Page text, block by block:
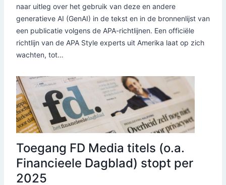
naar uitleg over het gebruik van deze en andere
generatieve AI (GenAI) in de tekst en in de bronnenlijst van
een publicatie volgens de APA-richtlijnen. Een officiële
richtlijn van de APA Style experts uit Amerika laat op zich
wachten, tot…
Toegang FD Media titels (o.a.
Financieele Dagblad) stopt per
2025